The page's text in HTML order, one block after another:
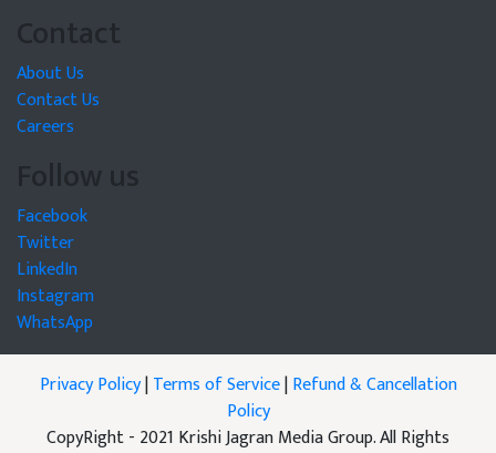
Contact
About Us
Contact Us
Careers
Follow us
Facebook
Twitter
LinkedIn
Instagram
WhatsApp
Privacy Policy|Terms of Service|Refund & Cancellation
Policy
CopyRight - 2021 Krishi Jagran Media Group. All Rights